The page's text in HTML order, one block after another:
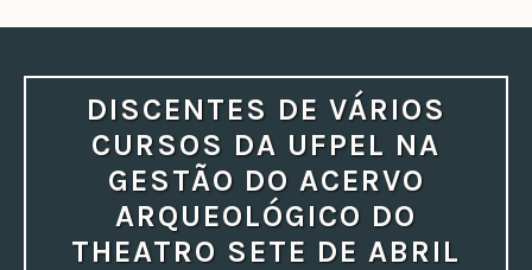
DISCENTES DE VÁRIOS
CURSOS DA UFPEL NA
GESTÃO DO ACERVO
ARQUEOLÓGICO DO
THEATRO SETE DE ABRIL